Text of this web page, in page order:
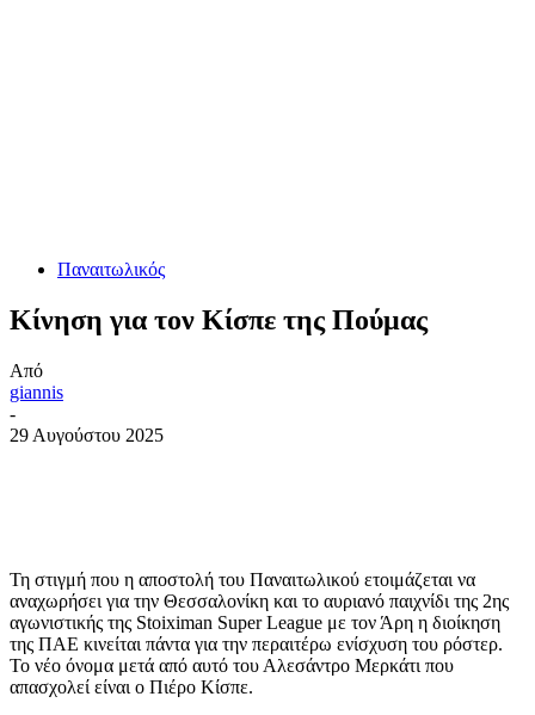
Παναιτωλικός
Κίνηση για τον Κίσπε της Πούμας
Από
giannis
-
29 Αυγούστου 2025
Τη στιγμή που η αποστολή του Παναιτωλικού ετοιμάζεται να
αναχωρήσει για την Θεσσαλονίκη και το αυριανό παιχνίδι της 2ης
αγωνιστικής της Stoiximan Super League με τον Άρη η διοίκηση
της ΠΑΕ κινείται πάντα για την περαιτέρω ενίσχυση του ρόστερ.
Το νέο όνομα μετά από αυτό του Αλεσάντρο Μερκάτι που
απασχολεί είναι ο Πιέρο Κίσπε.